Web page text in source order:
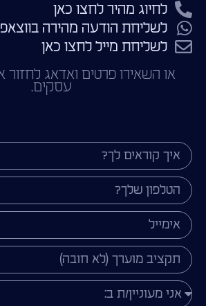
עסקים.
לחיוג מהיר לחצו כאן
לשליחת הודעה מהירה בווצאפ
לשליחת מייל לחצו כאן